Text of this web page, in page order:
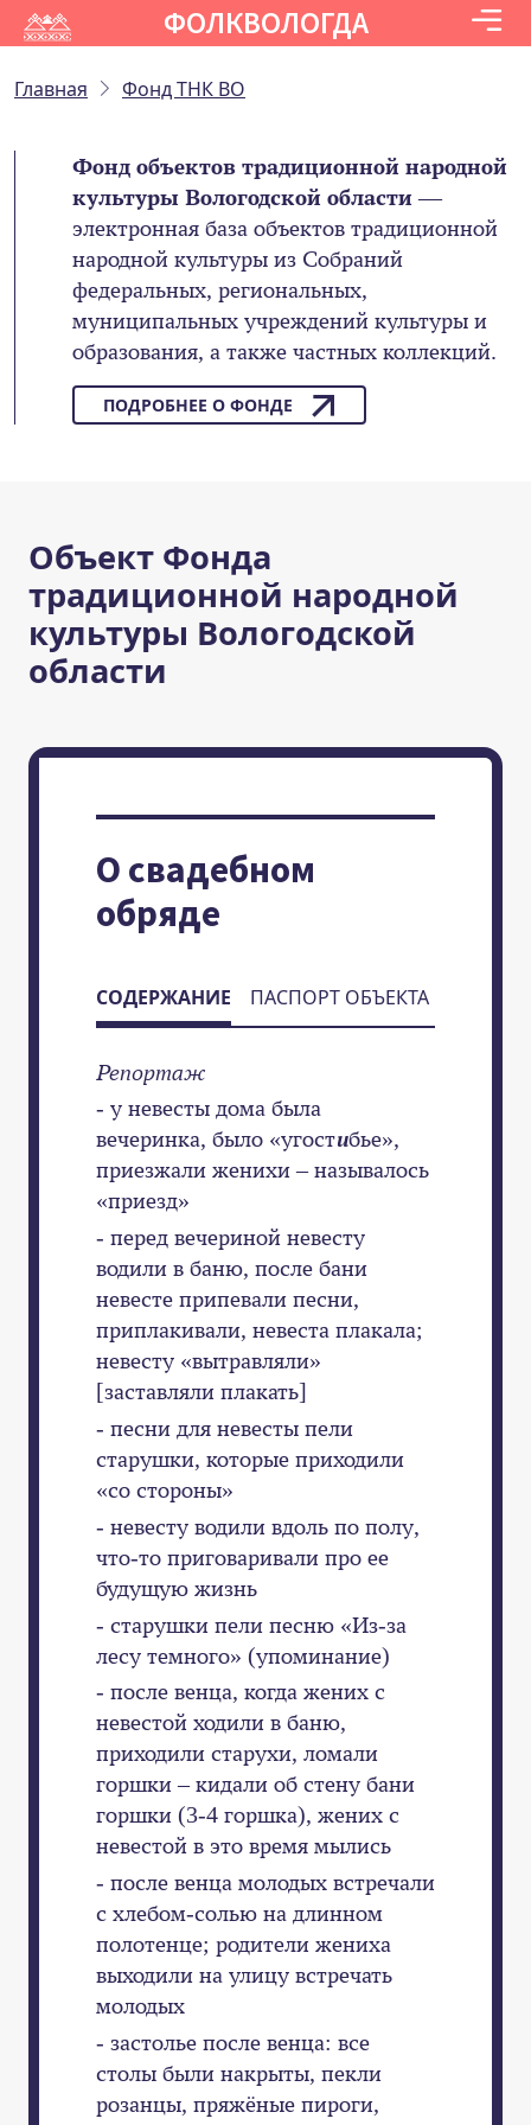
ФОЛКВОЛОГДА
Главная Фонд ТНК ВО
Фонд объектов традиционной народной
культуры Вологодской области—
электронная база объектов традиционной
народной культуры из Собраний
федеральных, региональных,
муниципальных учреждений культуры и
образования, а также частных коллекций.
ПОДРОБНЕЕ О ФОНДЕ
Объект Фонда
традиционной народной
культуры Вологодской
области
О свадебном
обряде
СОДЕРЖАНИЕ ПАСПОРТ ОБЪЕКТА
Репортаж
- у невесты дома была
вечеринка, было «угостибье»,
приезжали женихи – называлось
«приезд»
- перед вечериной невесту
водили в баню, после бани
невесте припевали песни,
приплакивали, невеста плакала;
невесту «вытравляли»
[заставляли плакать]
- песни для невесты пели
старушки, которые приходили
«со стороны»
- невесту водили вдоль по полу,
что-то приговаривали про ее
будущую жизнь
- старушки пели песню «Из-за
лесу темного» (упоминание)
- после венца, когда жених с
невестой ходили в баню,
приходили старухи, ломали
горшки – кидали об стену бани
горшки (3-4 горшка), жених с
невестой в это время мылись
- после венца молодых встречали
с хлебом-солью на длинном
полотенце; родители жениха
выходили на улицу встречать
молодых
- застолье после венца: все
столы были накрыты, пекли
розанцы, пряжёные пироги,